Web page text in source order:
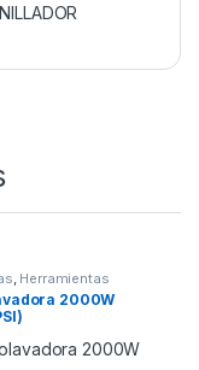
Herramientas
2000W